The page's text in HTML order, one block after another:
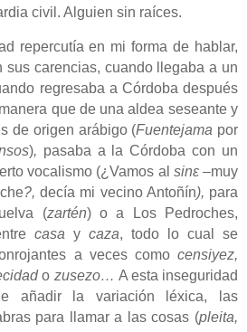
civil. Alguien sin raíces.
repercutía en mi forma de hablar,
sus carencias, cuando llegaba a un
regresaba a Córdoba después
que de una aldea seseante y
de origen arábigo (Fuentejama por
), pasaba a la Córdoba con un
vocalismo (¿Vamos al sinε–muy
?,decía mi vecino Antoñín), para
(zartén) o a Los Pedroches,
casa y caza, todo lo cual se
a veces como censiyez,
o zusezo… A esta inseguridad
añadir la variación léxica, las
para llamar a las cosas (pleita,